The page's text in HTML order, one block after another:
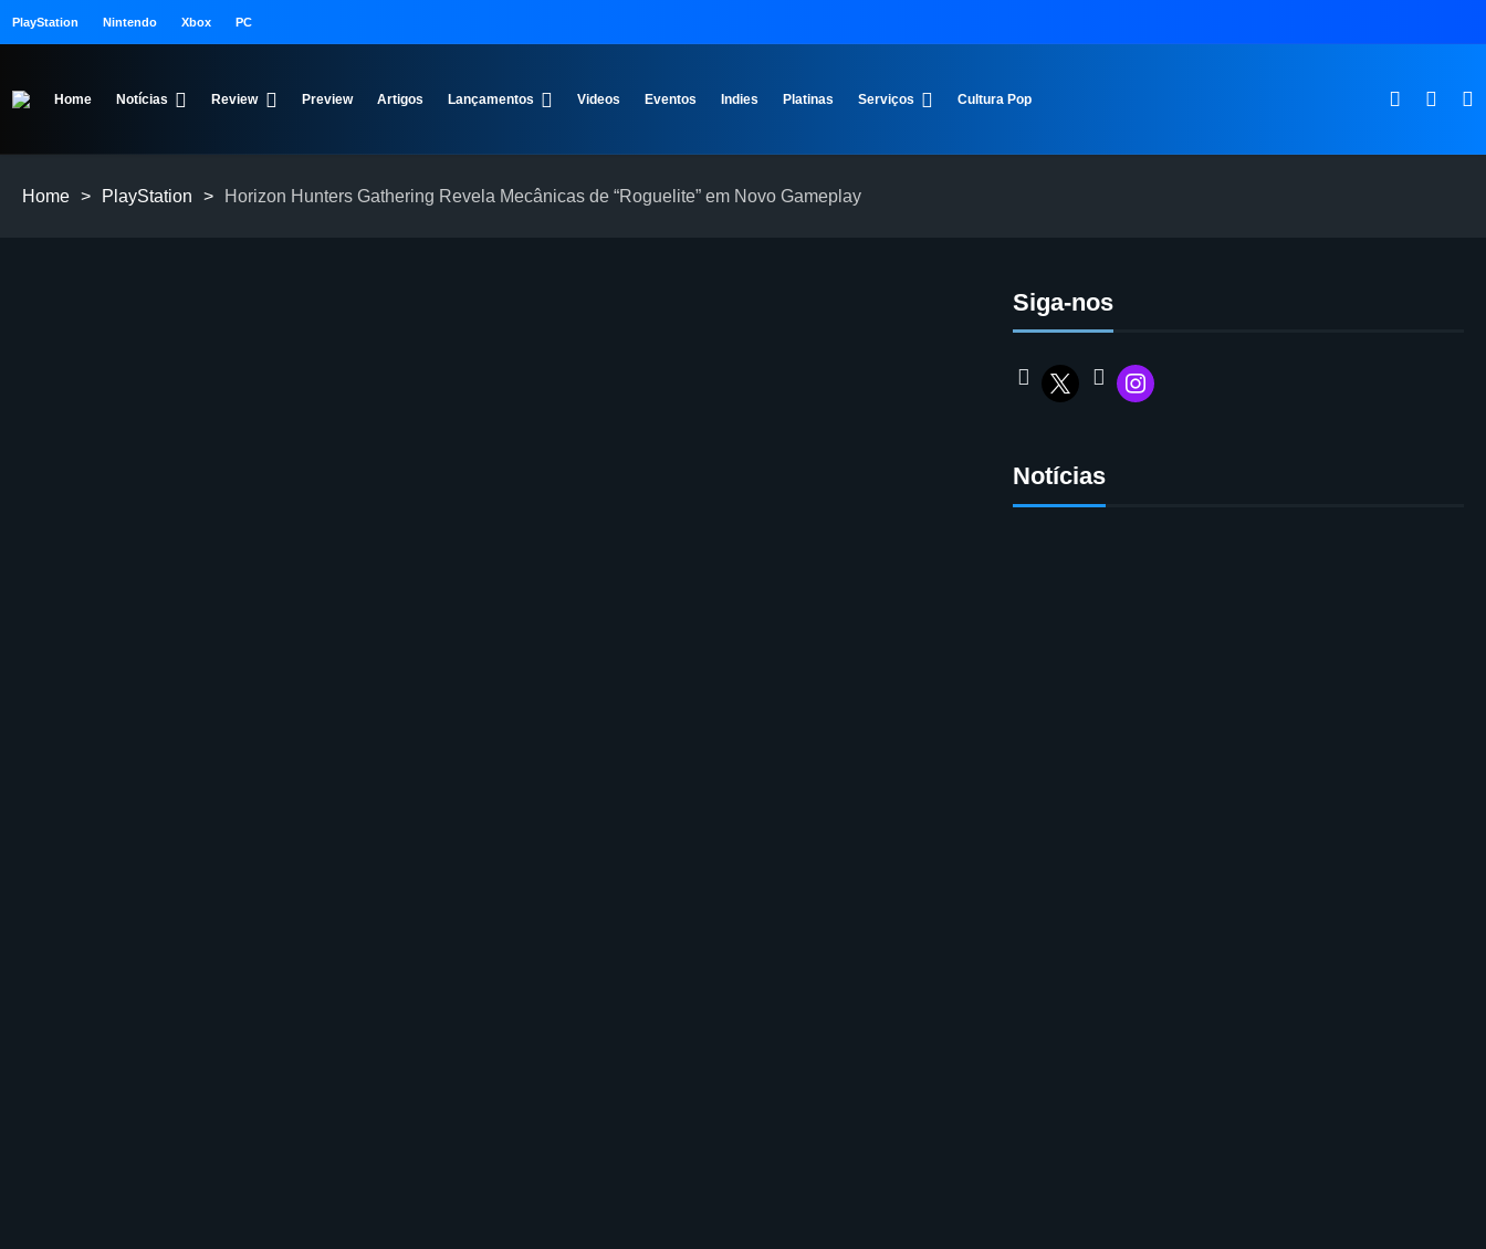
PlayStation Nintendo Xbox PC
Home Notícias Review Preview Artigos Lançamentos Videos Eventos Indies Platinas Serviços Cultura Pop
Home > PlayStation > Horizon Hunters Gathering Revela Mecânicas de “Roguelite” em Novo Gameplay
Siga-nos
Notícias